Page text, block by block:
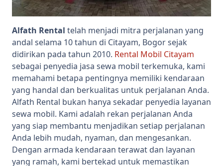
Alfath Rental telah menjadi mitra perjalanan yang
andal selama 10 tahun di Citayam, Bogor sejak
didirikan pada tahun 2010. Rental Mobil Citayam
sebagai penyedia jasa sewa mobil terkemuka, kami
memahami betapa pentingnya memiliki kendaraan
yang handal dan berkualitas untuk perjalanan Anda.
Alfath Rental bukan hanya sekadar penyedia layanan
sewa mobil. Kami adalah rekan perjalanan Anda
yang siap membantu menjadikan setiap perjalanan
Anda lebih mudah, nyaman, dan mengesankan.
Dengan armada kendaraan terawat dan layanan
yang ramah, kami bertekad untuk memastikan